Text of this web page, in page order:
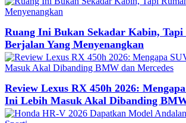
Ruang Ini Bukan Sekadar Kabin, Tapi
Berjalan Yang Menyenangkan
Review Lexus RX 450h 2026:
Ini Lebih Masuk Akal Dibanding